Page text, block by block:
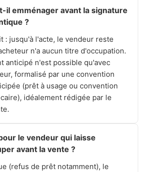
il emménager avant la signature
?
: jusqu'à l'acte, le vendeur reste
n'a aucun titre d'occupation.
anticipé n'est possible qu'avec
formalisé par une convention
(prêt à usage ou convention
idéalement rédigée par le
le vendeur qui laisse
avant la vente ?
(refus de prêt notamment), le